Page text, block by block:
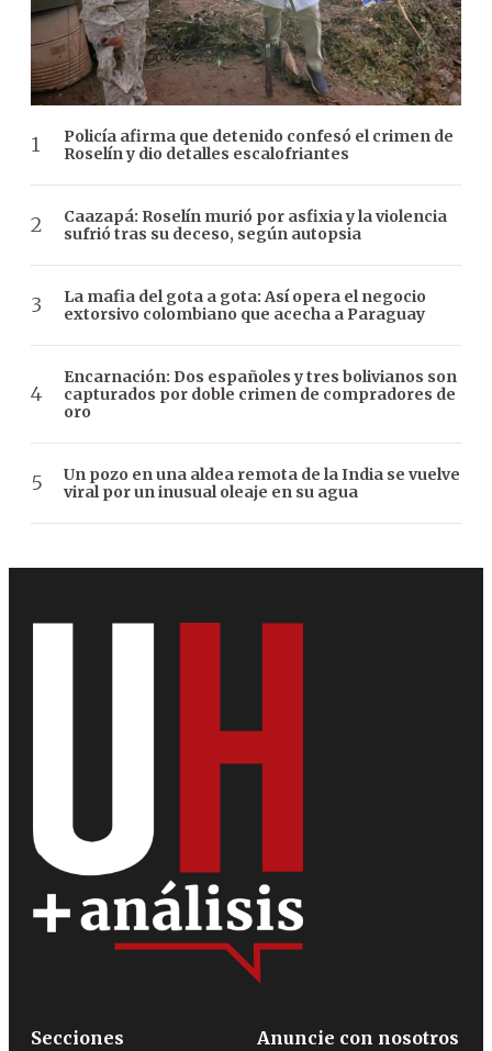
Policía afirma que detenido confesó el crimen de
Roselín y dio detalles escalofriantes
Caazapá: Roselín murió por asfixia y la violencia
sufrió tras su deceso, según autopsia
La mafia del gota a gota: Así opera el negocio
extorsivo colombiano que acecha a Paraguay
Encarnación: Dos españoles y tres bolivianos son
capturados por doble crimen de compradores de
oro
Un pozo en una aldea remota de la India se vuelve
viral por un inusual oleaje en su agua
Secciones
Anuncie con nosotros